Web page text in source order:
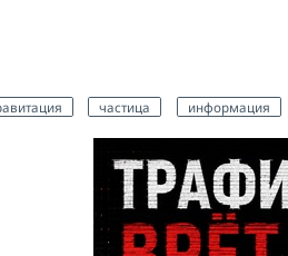
частица информация